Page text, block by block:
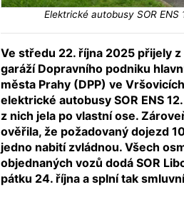
Elektrické autobusy SOR
Ve středu 22. října 2025 přijely z
garáží Dopravního podniku
města Prahy (DPP) ve
elektrické autobusy SOR ENS
z nich jela po vlastní ose.
ověřila, že požadovaný dojezd
jedno nabití zvládnou. Všech
objednaných vozů dodá SOR
pátku 24. října a splní tak